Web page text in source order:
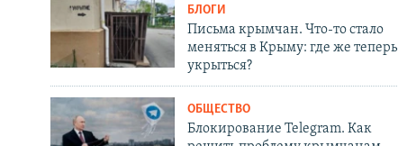
БЛОГИ
Письма крымчан. Что-то стало
меняться в Крыму: где же теперь
укрыться?
ОБЩЕСТВО
Блокирование Telegram. Как